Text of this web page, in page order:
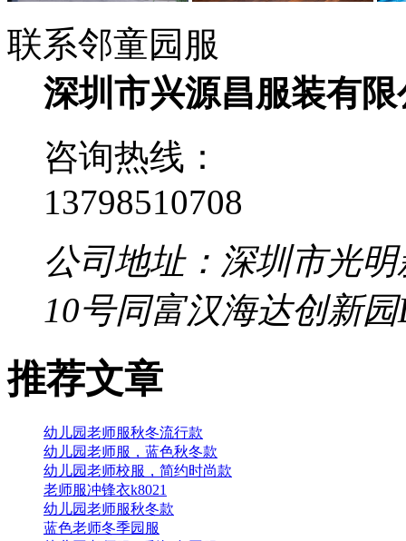
联系邻童园服
深圳市兴源昌服装有限
咨询热线：
13798510708
公司地址：深圳市光
10号同富汉海达创新
推荐文章
幼儿园老师服秋冬流行款
幼儿园老师服，蓝色秋冬款
幼儿园老师校服，简约时尚款
老师服冲锋衣k8021
幼儿园老师服秋冬款
蓝色老师冬季园服